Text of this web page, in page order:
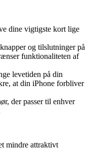
dine vigtigste kort lige
og tilslutninger på
funktionaliteten af
levetiden på din
at din iPhone forbliver
der passer til enhver
mindre attraktivt